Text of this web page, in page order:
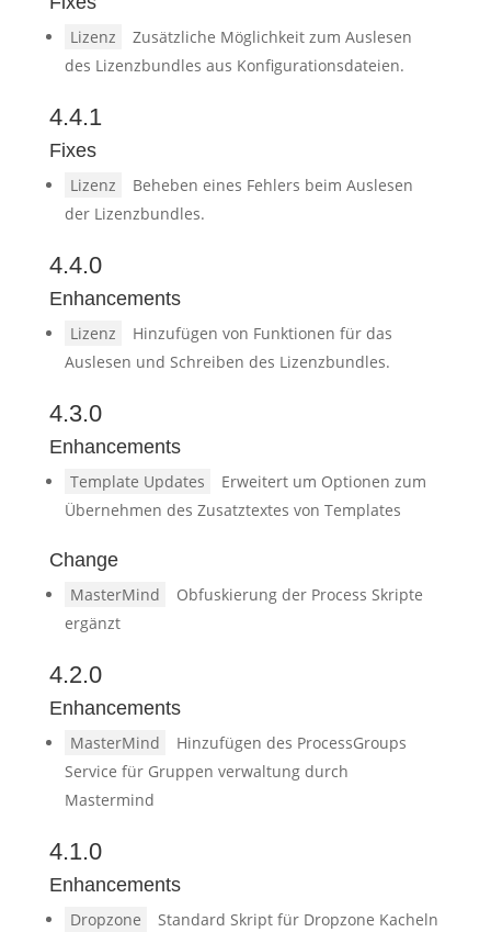
Lizenz
Zusätzliche Möglichkeit zum Auslesen
des Lizenzbundles aus Konfigurationsdateien.
4.4.1
Fixes
Lizenz
Beheben eines Fehlers beim Auslesen
der Lizenzbundles.
4.4.0
Enhancements
Lizenz
Hinzufügen von Funktionen für das
Auslesen und Schreiben des Lizenzbundles.
4.3.0
Enhancements
Template Updates
Erweitert um Optionen zum
Übernehmen des Zusatztextes von Templates
Change
MasterMind
Obfuskierung der Process Skripte
ergänzt
4.2.0
Enhancements
MasterMind
Hinzufügen des ProcessGroups
Service für Gruppen verwaltung durch
Mastermind
4.1.0
Enhancements
Dropzone
Standard Skript für Dropzone Kacheln